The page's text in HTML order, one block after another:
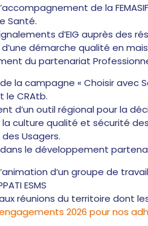
de la
Santé.
d’EIG auprès des
démarche qualité en
du partenariat
la campagne « Choisir avec
le CRAtb.
d’un outil régional pour la
la culture qualité et sécurité
Usagers.
le développement
d’un groupe de
ESMS
réunions du territoire dont
2026 pour nos